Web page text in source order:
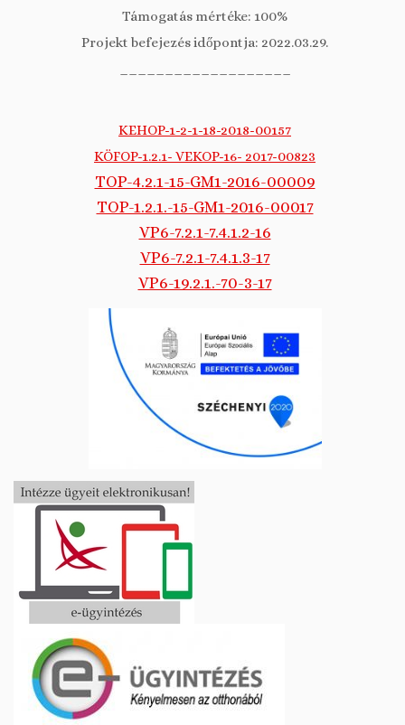
Támogatás mértéke: 100%
Projekt befejezés időpontja: 2022.03.29.
KEHOP-1-2-1-18-2018-00157
KÖFOP-1.2.1- VEKOP-16- 2017-00823
TOP-4.2.1-15-GM1-2016-00009
TOP-1.2.1.-15-GM1-2016-00017
VP6-7.2.1-7.4.1.2-16
VP6-7.2.1-7.4.1.3-17
VP6-19.2.1.-70-3-17